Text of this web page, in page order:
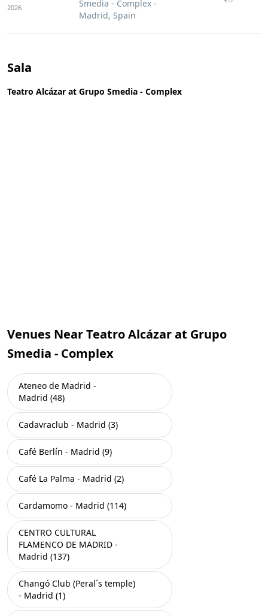
2026
Smedia - Complex -
Madrid, Spain
Sala
Teatro Alcázar at Grupo Smedia - Complex
Venues Near Teatro Alcázar at Grupo
Smedia - Complex
Ateneo de Madrid -
Madrid (48)
Cadavraclub - Madrid (3)
Café Berlín - Madrid (9)
Café La Palma - Madrid (2)
Cardamomo - Madrid (114)
CENTRO CULTURAL
FLAMENCO DE MADRID -
Madrid (137)
Changó Club (Peral´s temple)
- Madrid (1)